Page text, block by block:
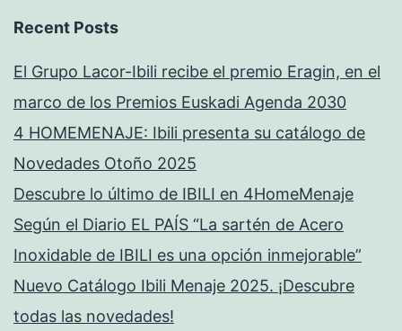
Recent Posts
El Grupo Lacor-Ibili recibe el premio Eragin, en el
marco de los Premios Euskadi Agenda 2030
4 HOMEMENAJE: Ibili presenta su catálogo de
Novedades Otoño 2025
Descubre lo último de IBILI en 4HomeMenaje
Según el Diario EL PAÍS “La sartén de Acero
Inoxidable de IBILI es una opción inmejorable”
Nuevo Catálogo Ibili Menaje 2025. ¡Descubre
todas las novedades!